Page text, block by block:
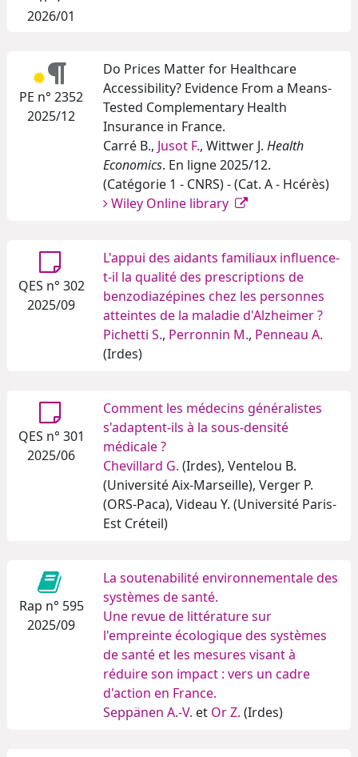
2026/01
PE n° 2352
2025/12
Do Prices Matter for Healthcare
Accessibility? Evidence From a Means-
Tested Complementary Health
Insurance in France.
Carré B., Jusot F., Wittwer J. Health
Economics. En ligne 2025/12.
(Catégorie 1 - CNRS) - (Cat. A - Hcérès)
Wiley Online library
QES n° 302
2025/09
L'appui des aidants familiaux influence-
t-il la qualité des prescriptions de
benzodiazépines chez les personnes
atteintes de la maladie d'Alzheimer ?
Pichetti S., Perronnin M., Penneau A.
(Irdes)
QES n° 301
2025/06
Comment les médecins généralistes
s'adaptent-ils à la sous-densité
médicale ?
Chevillard G. (Irdes), Ventelou B.
(Université Aix-Marseille), Verger P.
(ORS-Paca), Videau Y. (Université Paris-
Est Créteil)
Rap n° 595
2025/09
La soutenabilité environnementale des
systèmes de santé.
Une revue de littérature sur
l'empreinte écologique des systèmes
de santé et les mesures visant à
réduire son impact : vers un cadre
d'action en France.
Seppänen A.-V. et Or Z. (Irdes)